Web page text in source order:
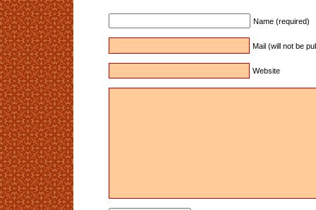
Name (required)
Mail (will not be
Website